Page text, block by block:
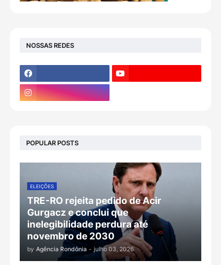
NOSSAS REDES
POPULAR POSTS
ELEIÇÕES
TRE-RO rejeita pedido de Acir
Gurgacz e conclui que
inelegibilidade perdura até
novembro de 2030
by Agência Rondônia - julho 03, 2026